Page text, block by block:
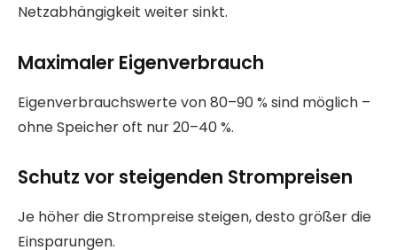
Netzabhängigkeit weiter sinkt.
Maximaler Eigenverbrauch
Eigenverbrauchswerte von 80–90 % sind möglich –
ohne Speicher oft nur 20–40 %.
Schutz vor steigenden Strompreisen
Je höher die Strompreise steigen, desto größer die
Einsparungen.